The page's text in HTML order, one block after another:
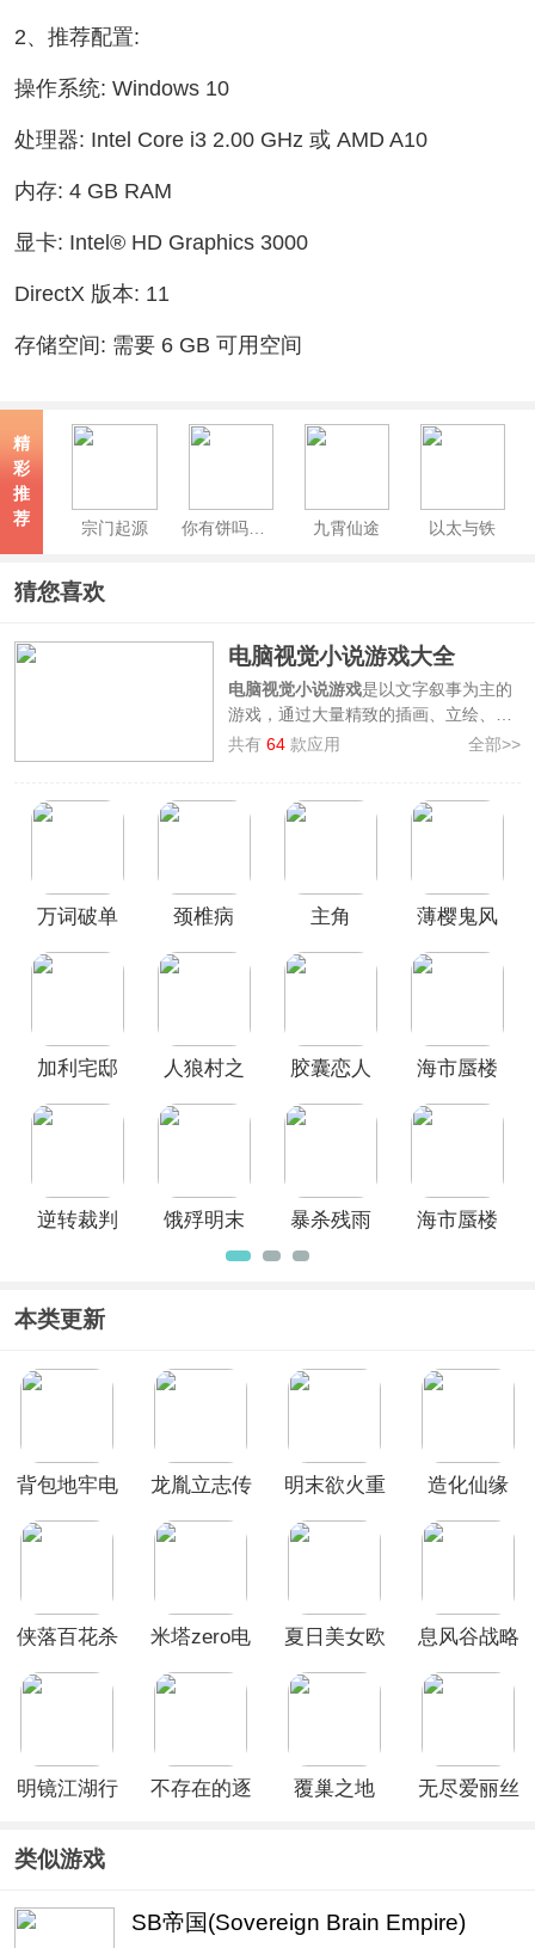
2、推荐配置:
操作系统: Windows 10
处理器: Intel Core i3 2.00 GHz 或 AMD A10
内存: 4 GB RAM
显卡: Intel® HD Graphics 3000
DirectX 版本: 11
存储空间: 需要 6 GB 可用空间
精
彩
推
荐
宗门起源 你有饼吗游戏电脑版 九霄仙途 以太与铁
猜您喜欢
电脑视觉小说游戏大全
电脑视觉小说游戏是以文字叙事为主的
游戏，通过大量精致的插画、立绘、配
音等元素，来塑造角色和呈现故事。部
来，而有些场景甚至会有动态CG效
专门整理了电脑视觉小说游戏大全，其
中包含了
逆转裁判、饿殍明末千里行、
爱丽丝、水仙2
等PC游戏，这些游戏主
共有64 款应用 全部>>
万词破单
颈椎病
Neck)
主角
薄樱鬼风
加利宅邸
人狼村之
胶囊恋人
海市蜃楼
的安魂曲
逆转裁判
饿殍明末
千里行官
暴杀残雨
海市蜃楼
本类更新
背包地牢电
龙胤立志传
明末欲火重
造化仙缘
侠落百花杀
米塔zero电
夏日美女欧
息风谷战略
明镜江湖行
不存在的逐
覆巢之地
无尽爱丽丝
类似游戏
SB帝国(Sovereign Brain Empire)